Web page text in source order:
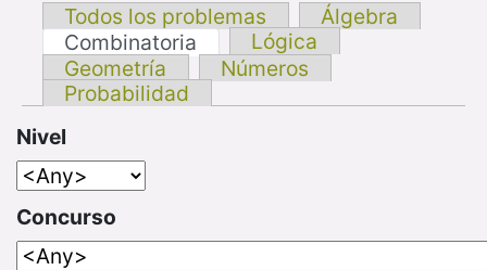
Todos los problemas
Álgebra
Combinatoria
Lógica
Geometría
Números
Probabilidad
Nivel
Concurso